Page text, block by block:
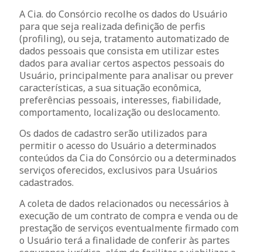
A Cia. do Consórcio recolhe os dados do Usuário
para que seja realizada definição de perfis
(profiling), ou seja, tratamento automatizado de
dados pessoais que consista em utilizar estes
dados para avaliar certos aspectos pessoais do
Usuário, principalmente para analisar ou prever
características, a sua situação econômica,
preferências pessoais, interesses, fiabilidade,
comportamento, localização ou deslocamento.
Os dados de cadastro serão utilizados para
permitir o acesso do Usuário a determinados
conteúdos da Cia do Consórcio ou a determinados
serviços oferecidos, exclusivos para Usuários
cadastrados.
A coleta de dados relacionados ou necessários à
execução de um contrato de compra e venda ou de
prestação de serviços eventualmente firmado com
o Usuário terá a finalidade de conferir às partes